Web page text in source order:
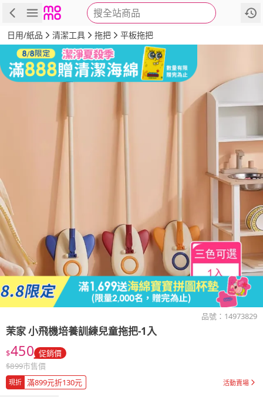
搜全站商品
商品 評價 詳情
日用/紙品 清潔工具 拖把 平板拖把
品號： 14973829
茉家 小飛機培養訓練兒童拖把-1入
$450 促銷價
$899市售價
現折 滿899元折130元 活動賣場